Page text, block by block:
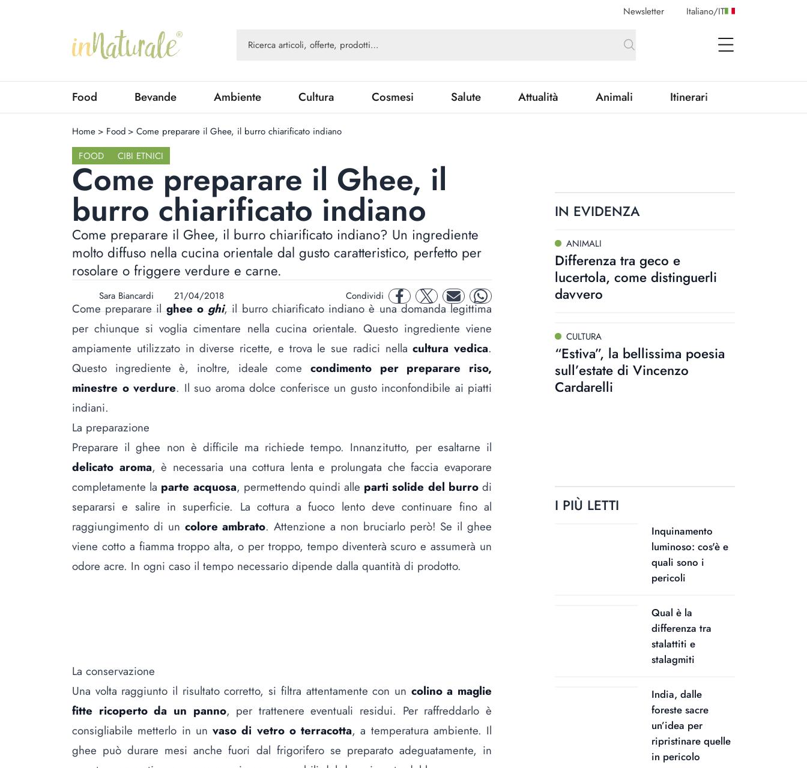
Newsletter Italiano/IT
open Menu
Food Bevande Ambiente Cultura Cosmesi Salute Attualità Animali Itinerari
Home > Food > Come preparare il Ghee, il burro chiarificato indiano
FOOD
CIBI ETNICI
Come preparare il Ghee, il
burro chiarificato indiano
Come preparare il Ghee, il burro chiarificato indiano? Un ingrediente
molto diffuso nella cucina orientale dal gusto caratteristico, perfetto per
rosolare o friggere verdure e carne.
Sara Biancardi 21/04/2018 Condividi facebooktwitter mail whatsapp
Come preparare ilghee oghi, il burro chiarificato indiano è una domanda legittima
per chiunque si voglia cimentare nella cucina orientale. Questo ingrediente viene
ampiamente utilizzato in diverse ricette, e trova le sue radici nellacultura vedica.
Questo ingrediente è, inoltre, ideale come condimento per preparare riso,
minestre o verdure. Il suo aroma dolce conferisce un gusto inconfondibile ai piatti
indiani.
La preparazione
Preparare il ghee non è difficile ma richiede tempo. Innanzitutto, per esaltarne il
delicato aroma, è necessaria una cottura lenta e prolungata che faccia evaporare
completamente la parte acquosa, permettendo quindi alle parti solide del burrodi
separarsi e salire in superficie. La cottura a fuoco lento deve continuare fino al
raggiungimento di un colore ambrato. Attenzione a non bruciarlo però! Se il ghee
viene cotto a fiamma troppo alta, o per troppo, tempo diventerà scuro e assumerà un
odore acre. In ogni caso il tempo necessario dipende dalla quantità di prodotto.
La conservazione
Una volta raggiunto il risultato corretto, si filtra attentamente con un colino a maglie
fitte ricoperto da un panno, per trattenere eventuali residui. Per raffreddarlo è
consigliabile metterlo in un vaso di vetro o terracotta, a temperatura ambiente. Il
ghee può durare mesi anche fuori dal frigorifero se preparato adeguatamente, in
IN EVIDENZA
ANIMALI
Differenza tra geco e
lucertola, come distinguerli
davvero
CULTURA
“Estiva”, la bellissima poesia
sull’estate di Vincenzo
Cardarelli
I PIÙ LETTI
Inquinamento
luminoso: cos'è e
quali sono i
pericoli
Qual è la
differenza tra
stalattiti e
stalagmiti
India, dalle
foreste sacre
un’idea per
ripristinare quelle
in pericolo